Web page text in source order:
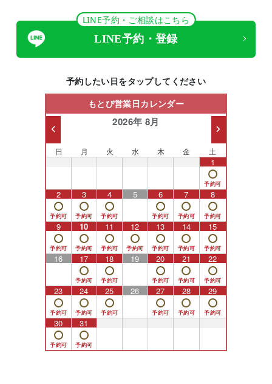
LINE予約・ご相談はこちら
LINE予約・登録
予約したい日をタップしてください
もとび営業日カレンダー
2026年 8月
日 月 火 水 木 金 土
1
2 3 4 5 6 7 8
9 10 11 12 13 14 15
16 17 18 19 20 21 22
23 24 25 26 27 28 29
30 31